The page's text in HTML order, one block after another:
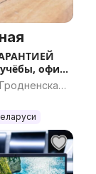
офиса